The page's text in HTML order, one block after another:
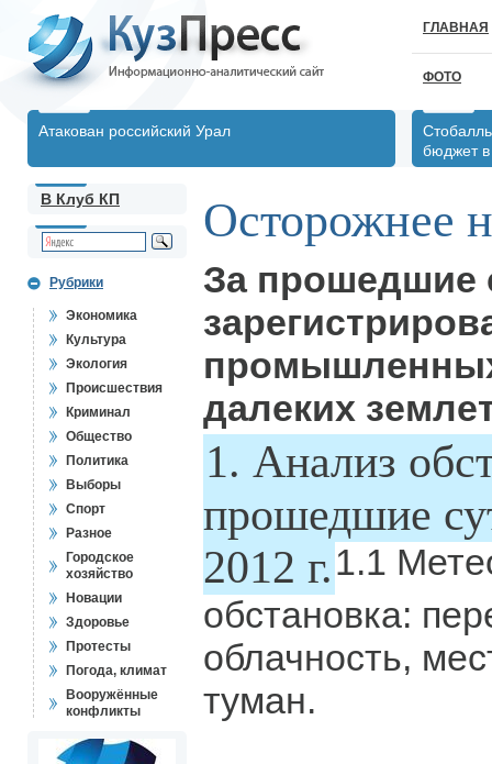
ГЛАВНАЯ
ФОТО
Атакован российский Урал
бюджет в
В Клуб КП
Рубрики
Экономика
Культура
Экология
Происшествия
Криминал
Общество
Политика
Выборы
Спорт
Разное
Городское
хозяйство
Новации
Здоровье
Протесты
Погода, климат
Вооружённые
конфликты
Осторожнее
За прошедшие
далеких
1. Анализ
прошедшие
2012 г.1.1
обстановка:
облачность,
туман.